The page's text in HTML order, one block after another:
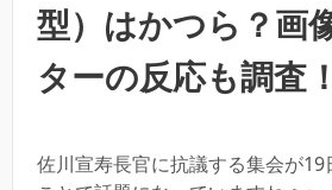
型）はかつら？画
ターの反応も調査！
佐川宣寿長官に抗議する集会が19